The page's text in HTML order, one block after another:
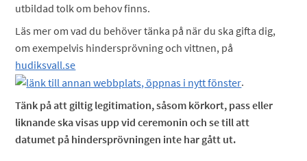
utbildad tolk om behov finns.
Läs mer om vad du behöver tänka på när du ska gifta dig,
om exempelvis hindersprövning och vittnen, på
hudiksvall.se
.
Tänk på att giltig legitimation, såsom körkort, pass eller
liknande ska visas upp vid ceremonin och se till att
datumet på hindersprövningen inte har gått ut.